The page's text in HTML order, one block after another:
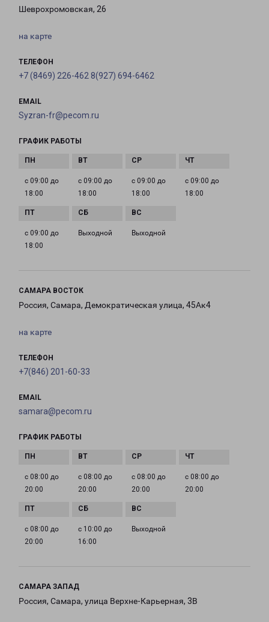
Шеврохромовская, 26
на карте
ТЕЛЕФОН
+7 (8469) 226-462 8(927) 694-6462
EMAIL
Syzran-fr@pecom.ru
ГРАФИК РАБОТЫ
с 09:00 до
18:00
с 09:00 до
18:00
с 09:00 до
18:00
с 09:00 до
18:00
с 09:00 до
18:00
Выходной Выходной
САМАРА ВОСТОК
Россия, Самара, Демократическая улица, 45Ак4
на карте
ТЕЛЕФОН
+7(846) 201-60-33
EMAIL
samara@pecom.ru
ГРАФИК РАБОТЫ
с 08:00 до
20:00
с 08:00 до
20:00
с 08:00 до
20:00
с 08:00 до
20:00
с 08:00 до
20:00
с 10:00 до
16:00
Выходной
САМАРА ЗАПАД
Россия, Самара, улица Верхне-Карьерная, 3В